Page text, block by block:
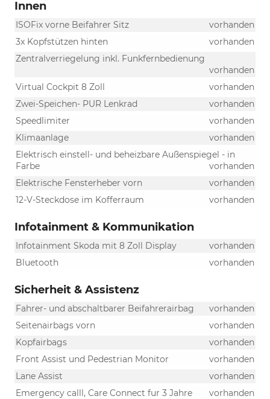
Innen
ISOFix vorne Beifahrer Sitz
vorhanden
3x Kopfstützen hinten
vorhanden
Zentralverriegelung inkl. Funkfernbedienung
vorhanden
Virtual Cockpit 8 Zoll
vorhanden
Zwei-Speichen- PUR Lenkrad
vorhanden
Speedlimiter
vorhanden
Klimaanlage
vorhanden
Elektrisch einstell- und beheizbare Außenspiegel - in
Farbe
vorhanden
Elektrische Fensterheber vorn
vorhanden
12-V-Steckdose im Kofferraum
vorhanden
Infotainment & Kommunikation
Infotainment Skoda mit 8 Zoll Display
vorhanden
Bluetooth
vorhanden
Sicherheit & Assistenz
Fahrer- und abschaltbarer Beifahrerairbag
vorhanden
Seitenairbags vorn
vorhanden
Kopfairbags
vorhanden
Front Assist und Pedestrian Monitor
vorhanden
Lane Assist
vorhanden
Emergency calll, Care Connect fur 3 Jahre
vorhanden